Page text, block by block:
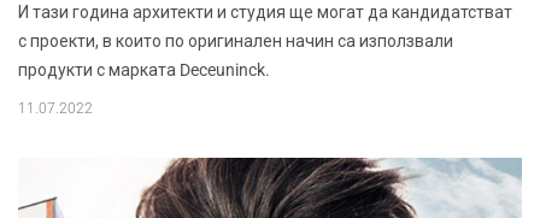
И тази година архитекти и студия ще могат да кандидатстват
с проекти, в които по оригинален начин са използвали
продукти с марката Deceuninck.
11.07.2022